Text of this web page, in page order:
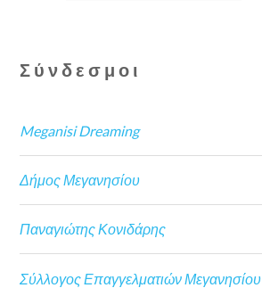
Σύνδεσμοι
Meganisi Dreaming
Δήμος Μεγανησίου
Παναγιώτης Κονιδάρης
Σύλλογος Επαγγελματιών Μεγανησίου